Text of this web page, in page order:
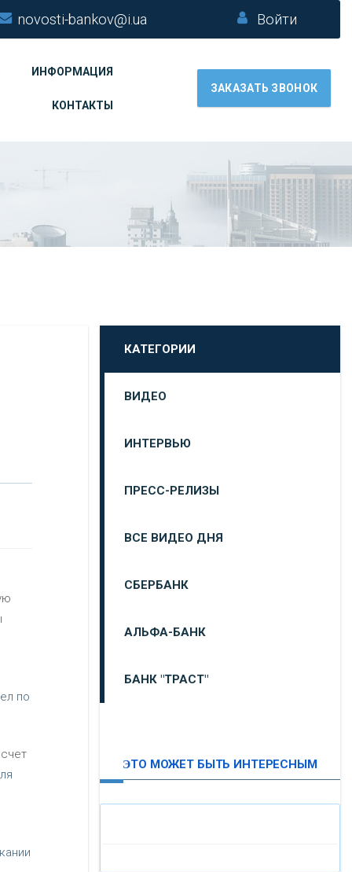
novosti-bankov@i.ua Войти
ИНФОРМАЦИЯ
КОНТАКТЫ
ЗАКАЗАТЬ ЗВОНОК
по
КАТЕГОРИИ
ВИДЕО
ИНТЕРВЬЮ
ПРЕСС-РЕЛИЗЫ
ВСЕ ВИДЕО ДНЯ
СБЕРБАНК
АЛЬФА-БАНК
БАНК "ТРАСТ"
ЭТО МОЖЕТ БЫТЬ ИНТЕРЕСНЫМ